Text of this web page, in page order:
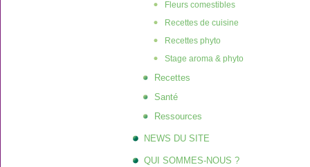
Fleurs comestibles
Recettes de cuisine
Recettes phyto
Stage aroma & phyto
Recettes
Santé
Ressources
NEWS DU SITE
QUI SOMMES-NOUS ?